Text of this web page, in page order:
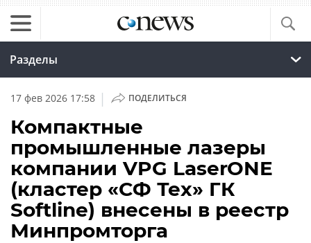
Разделы
17 фев 2026 17:58 | ПОДЕЛИТЬСЯ
Компактные
промышленные лазеры
компании VPG LaserONE
(кластер «СФ Тех» ГК
Softline) внесены в реестр
Минпромторга